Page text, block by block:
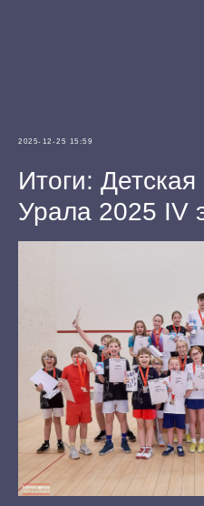
2025-12-25 15:59
Итоги:
Урала 2025 IV